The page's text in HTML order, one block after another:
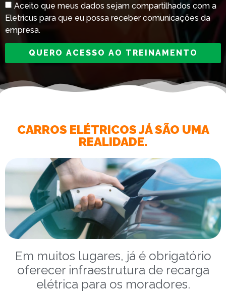
Aceito que meus dados sejam compartilhados com a
Eletricus para que eu possa receber comunicações da
empresa.
QUERO ACESSO AO TREINAMENTO
CARROS ELÉTRICOS JÁ SÃO UMA
REALIDADE.
Em muitos lugares, já é obrigatório
oferecer infraestrutura de recarga
elétrica para os moradores.